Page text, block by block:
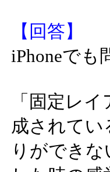
【回答】
iPhoneでも
「固定レ
成されてい
りができ